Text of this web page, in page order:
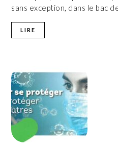
sans exception, dans le bac
LIRE